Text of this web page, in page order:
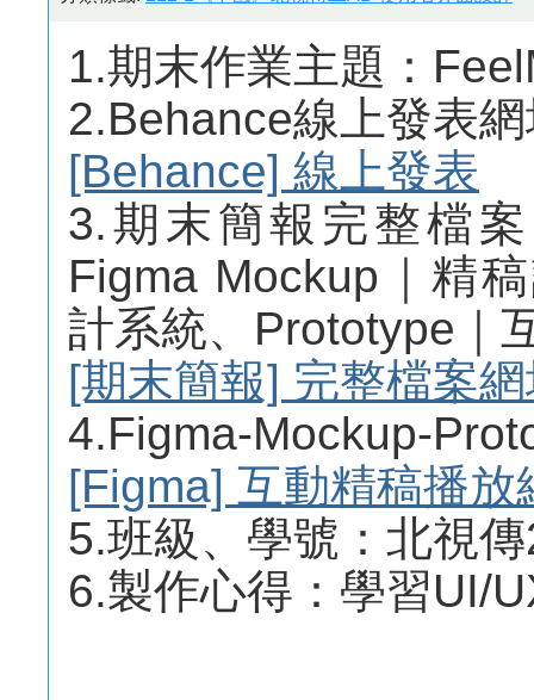
1.期末作業主題：
2.Behance線上發表
[Behance] 線上發表
3.期末簡報完整檔
Figma Mockup｜精
計系統、Prototype｜
[期末簡報] 完整檔案
4.Figma-Mockup-
[Figma] 互動精稿播放
5.班級、學號：北視
6.製作心得：學習UI/